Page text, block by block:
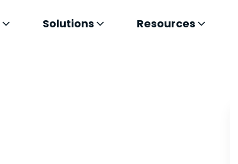
Solutions Resources